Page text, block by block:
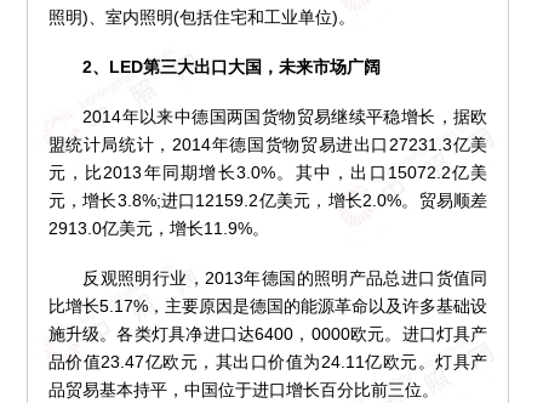
照明)、室内照明(包括住宅和工业单位)。
2、LED第三大出口大国，未来市场广阔
2014年以来中德国两国货物贸易继续平稳增长，据欧
盟统计局统计，2014年德国货物贸易进出口27231.3亿美
元，比2013年同期增长3.0%。其中，出口15072.2亿美
元，增长3.8%;进口12159.2亿美元，增长2.0%。贸易顺差
2913.0亿美元，增长11.9%。
反观照明行业，2013年德国的照明产品总进口货值同
比增长5.17%，主要原因是德国的能源革命以及许多基础设
施升级。各类灯具净进口达6400，0000欧元。进口灯具产
品价值23.47亿欧元，其出口价值为24.11亿欧元。灯具产
品贸易基本持平，中国位于进口增长百分比前三位。